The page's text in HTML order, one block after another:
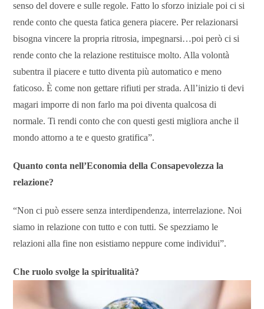
senso del dovere e sulle regole. Fatto lo sforzo iniziale poi ci si
rende conto che questa fatica genera piacere. Per relazionarsi
bisogna vincere la propria ritrosia, impegnarsi…poi però ci si
rende conto che la relazione restituisce molto. Alla volontà
subentra il piacere e tutto diventa più automatico e meno
faticoso. È come non gettare rifiuti per strada. All’inizio ti devi
magari imporre di non farlo ma poi diventa qualcosa di
normale. Ti rendi conto che con questi gesti migliora anche il
mondo attorno a te e questo gratifica”.
Quanto conta nell’Economia della Consapevolezza la
relazione?
“Non ci può essere senza interdipendenza, interrelazione. Noi
siamo in relazione con tutto e con tutti. Se spezziamo le
relazioni alla fine non esistiamo neppure come individui”.
Che ruolo svolge la spiritualità?